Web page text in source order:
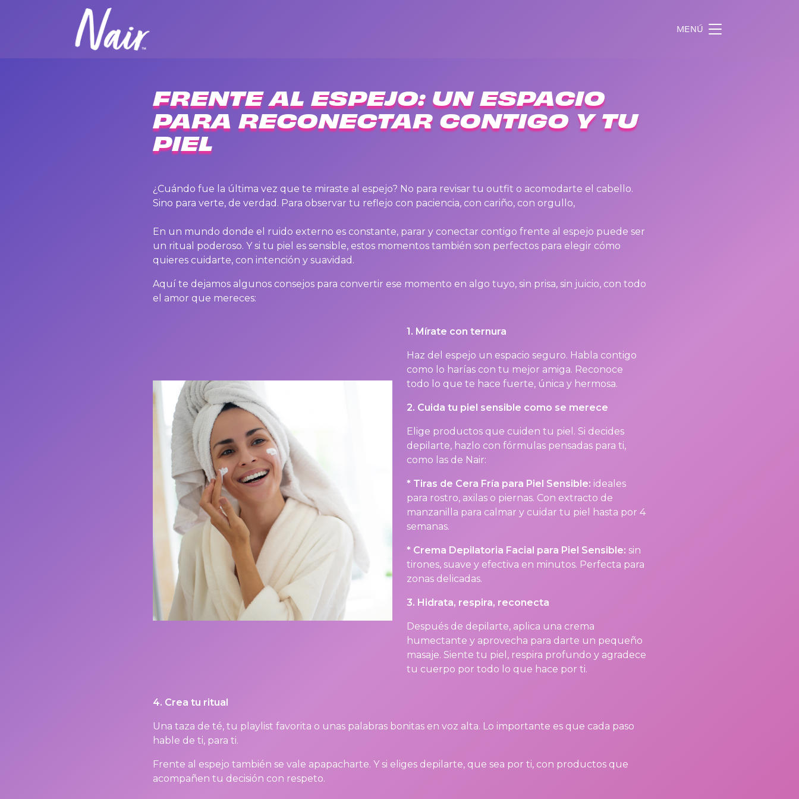
MENÚ
FRENTE AL ESPEJO: UN ESPACIO
PARA RECONECTAR CONTIGO Y TU
PIEL
¿Cuándo fue la última vez que te miraste al espejo? No para revisar tu outfit o acomodarte el cabello.
Sino para verte, de verdad. Para observar tu reflejo con paciencia, con cariño, con orgullo,
En un mundo donde el ruido externo es constante, parar y conectar contigo frente al espejo puede ser
un ritual poderoso. Y si tu piel es sensible, estos momentos también son perfectos para elegir cómo
quieres cuidarte, con intención y suavidad.
Aquí te dejamos algunos consejos para convertir ese momento en algo tuyo, sin prisa, sin juicio, con todo
el amor que mereces:
1. Mírate con ternura
Haz del espejo un espacio seguro. Habla contigo
como lo harías con tu mejor amiga. Reconoce
todo lo que te hace fuerte, única y hermosa.
2. Cuida tu piel sensible como se merece
Elige productos que cuiden tu piel. Si decides
depilarte, hazlo con fórmulas pensadas para ti,
como las de Nair:
* Tiras de Cera Fría para Piel Sensible: ideales
para rostro, axilas o piernas. Con extracto de
manzanilla para calmar y cuidar tu piel hasta por 4
semanas.
* Crema Depilatoria Facial para Piel Sensible: sin
tirones, suave y efectiva en minutos. Perfecta para
zonas delicadas.
3. Hidrata, respira, reconecta
Después de depilarte, aplica una crema
humectante y aprovecha para darte un pequeño
masaje. Siente tu piel, respira profundo y agradece
tu cuerpo por todo lo que hace por ti.
4. Crea tu ritual
Una taza de té, tu playlist favorita o unas palabras bonitas en voz alta. Lo importante es que cada paso
hable de ti, para ti.
Frente al espejo también se vale apapacharte. Y si eliges depilarte, que sea por ti, con productos que
acompañen tu decisión con respeto.